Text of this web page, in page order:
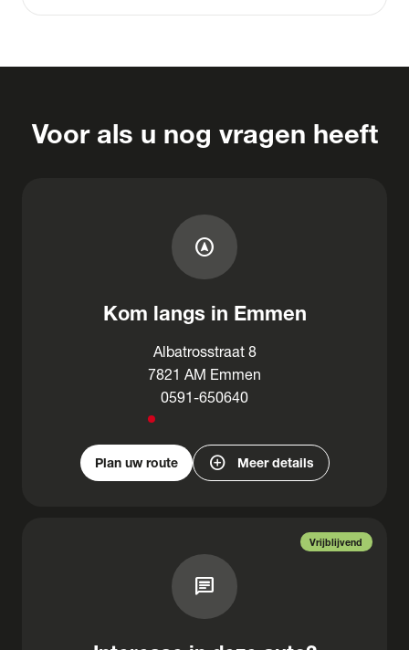
Voor als u nog vragen heeft
assistant_navigation
Kom langs in Emmen
Albatrosstraat 8
7821 AM Emmen
0591-650640
Plan uw route add_circle Meer details
Vrijblijvend
chat